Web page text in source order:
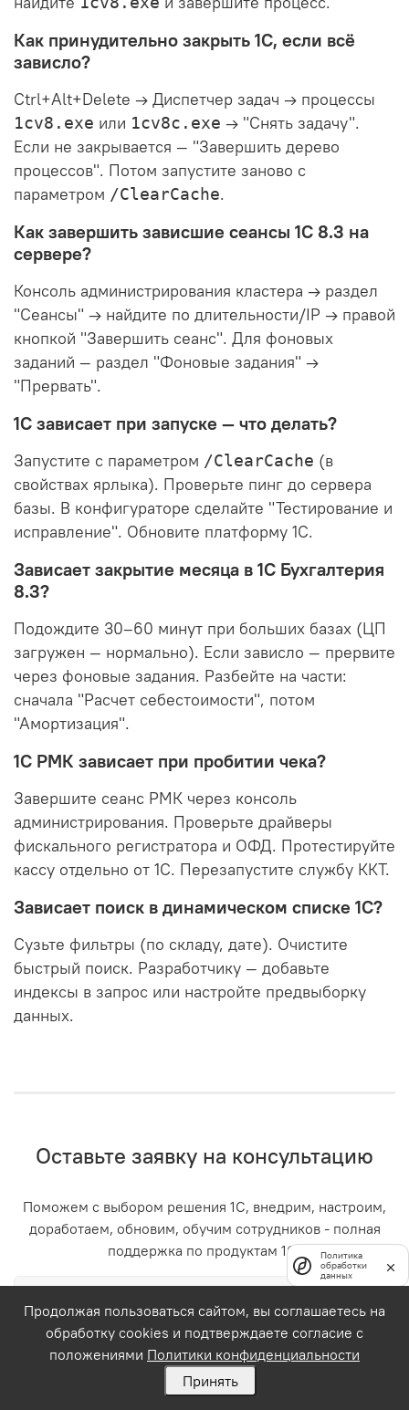
Как принудительно закрыть 1С, если всё
зависло?
Ctrl+Alt+Delete → Диспетчер задач → процессы
1cv8.exe или 1cv8c.exe → "Снять задачу".
Если не закрывается — "Завершить дерево
процессов". Потом запустите заново с
параметром /ClearCache.
Как завершить зависшие сеансы 1С 8.3 на
сервере?
Консоль администрирования кластера → раздел
"Сеансы" → найдите по длительности/IP → правой
кнопкой "Завершить сеанс". Для фоновых
заданий — раздел "Фоновые задания" →
"Прервать".
1С зависает при запуске — что делать?
Запустите с параметром /ClearCache (в
свойствах ярлыка). Проверьте пинг до сервера
базы. В конфигураторе сделайте "Тестирование и
исправление". Обновите платформу 1С.
Зависает закрытие месяца в 1С Бухгалтерия
8.3?
Подождите 30–60 минут при больших базах (ЦП
загружен — нормально). Если зависло — прервите
через фоновые задания. Разбейте на части:
сначала "Расчет себестоимости", потом
"Амортизация".
1С РМК зависает при пробитии чека?
Завершите сеанс РМК через консоль
администрирования. Проверьте драйверы
фискального регистратора и ОФД. Протестируйте
кассу отдельно от 1С. Перезапустите службу ККТ.
Зависает поиск в динамическом списке 1С?
Сузьте фильтры (по складу, дате). Очистите
быстрый поиск. Разработчику — добавьте
индексы в запрос или настройте предвыборку
данных.
Оставьте заявку на консультацию
Поможем с выбором решения 1С, внедрим, настроим,
доработаем, обновим, обучим сотрудников - полная
поддержка по продуктам 1С!
Продолжая пользоваться сайтом, вы соглашаетесь на
обработку cookies и подтверждаете согласие с
положениями Политики конфиденциальности
Принять
Политика
обработки
данных